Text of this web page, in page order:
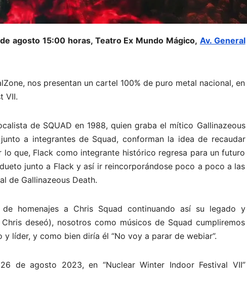
agosto 15:00 horas, Teatro Ex Mundo Mágico, Av. General
nos presentan un cartel 100% de puro metal nacional, en
VII.
de SQUAD en 1988, quien graba el mítico Gallinazeous
a integrantes de Squad, conforman la idea de recaudar
que, Flack como integrante histórico regresa para un futuro
junto a Flack y así ir reincorporándose poco a poco a las
de Gallinazeous Death.
homenajes a Chris Squad continuando así su legado y
deseó), nosotros como músicos de Squad cumpliremos
líder, y como bien diría él “No voy a parar de webiar”.
de agosto 2023, en “Nuclear Winter Indoor Festival VII”